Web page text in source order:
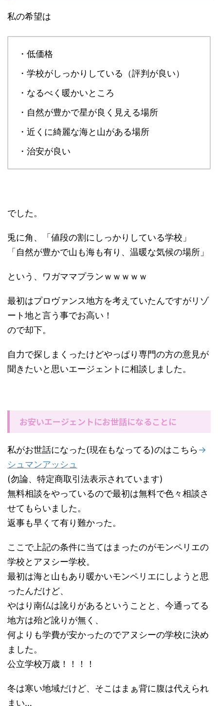
私の希望は
・低価格
・学校がしっかりしている（評判が良い）
・なるべく暖かいところ
・自然が豊かで星が良く見える場所
・近くに綺麗な海と山がある場所
・治安が良い
でした。
兎に角、「値段の割にしっかりしている学校」
「自然が豊かで山も海も有り、温暖な気候の場所」
という、ワガママプランｗｗｗｗｗ
最初はプロヴァンス地方を考えていたんですがリゾ
ート地と言う事でお高い！
ので却下。
自力で探しまくったけどやっぱり専門の方の意見が
聞きたいと思いエージェントに相談しました。
お安いエージェントにお世話になることに
私がお世話になった(現在もなってる)のはこちら→
シュマンアッシュ
(勿論、特定商取引法表示されています)
無料相談をやっているので最初は無料で色々相談さ
せてもらいました。
返事も早くて有り難かった。
ここで上記の条件に当てはまったのがモンペリエの
学校とアヌシー学校。
最初は海と山もあり暖かいモンペリエにしようと思
ったんだけど、
やはり南仏は訛りがあるということと、今通ってる
地方は殆ど訛りが無く、
何よりも学費が安かったのでアヌシーの学校に決め
ました。
公立学校万歳！！！！
冬は寒い地域だけど、そこはまぁ背に腹は代えられ
まい…